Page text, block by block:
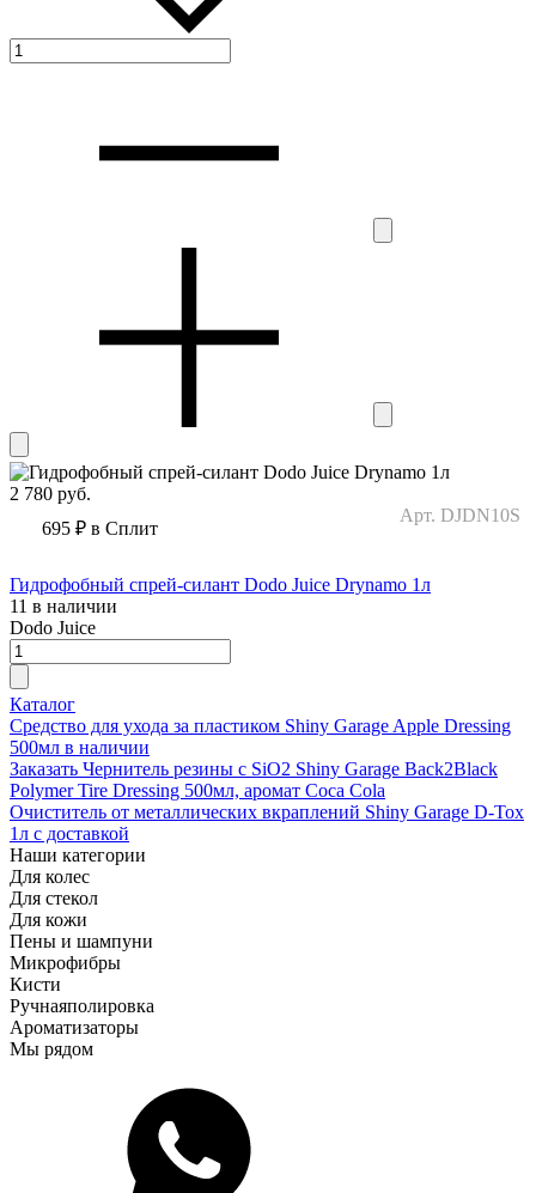
2 780 руб.
Арт. DJDN10S
695 ₽ в Сплит
Гидрофобный спрей-силант Dodo Juice Drynamo 1л
11 в наличии
Dodo Juice
Каталог
Средство для ухода за пластиком Shiny Garage Apple Dressing
500мл в наличии
Заказать Чернитель резины с SiO2 Shiny Garage Back2Black
Polymer Tire Dressing 500мл, аромат Coca Cola
Очиститель от металлических вкраплений Shiny Garage D-Tox
1л с доставкой
Наши категории
Для колес
Для стекол
Для кожи
Пены и шампуни
Микрофибры
Кисти
Ручнаяполировка
Ароматизаторы
Мы рядом